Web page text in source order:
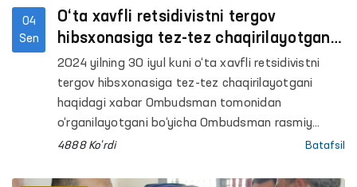
04
Sen
O‘ta xavfli retsidivistni tergov
hibsxonasiga tez-tez chaqirilayotgani
haqidagi xabar bo‘yicha
Ombudsmanning qo‘shimcha rasmiy
munosabati
2024 yilning 30 iyul kuni o‘ta xavfli retsidivistni
tergov hibsxonasiga tez-tez chaqirilayotgani
haqidagi xabar Ombudsman tomonidan
o‘rganilayotgani bo‘yicha Ombudsman rasmiy
munosabati eʼlon qilingan edi.
4888 Ko'rdi Batafsil